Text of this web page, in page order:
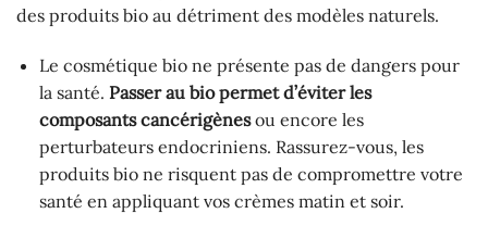
des produits bio au détriment des modèles naturels.
Le cosmétique bio ne présente pas de dangers pour
la santé. Passer au bio permet d’éviter les
composants cancérigènesou encore les
perturbateurs endocriniens. Rassurez-vous, les
produits bio ne risquent pas de compromettre votre
santé en appliquant vos crèmes matin et soir.